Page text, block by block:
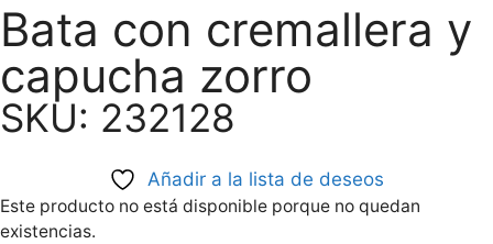
Bata con cremallera y
capucha zorro
SKU: 232128
Añadir a la lista de deseos
Este producto no está disponible porque no quedan
existencias.